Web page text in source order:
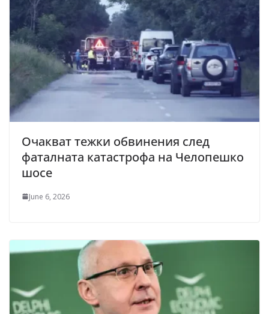
Очакват тежки обвинения след
фаталната катастрофа на Челопешко
шосе
June 6, 2026